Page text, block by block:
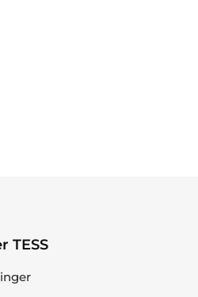
TESS